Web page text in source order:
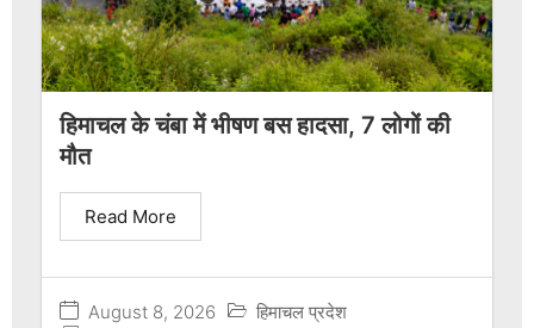
हिमाचल के चंबा में भीषण बस हादसा, 7 लोगों की
मौत
August 8, 2026
हिमाचल प्रदेश
Read More